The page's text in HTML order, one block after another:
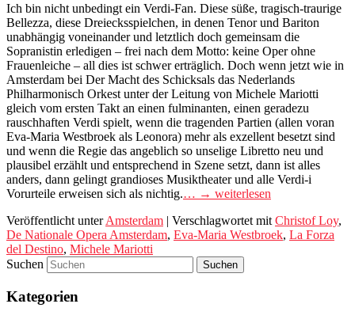
Ich bin nicht unbedingt ein Verdi-Fan. Diese süße, tragisch-traurige
Bellezza, diese Dreiecksspielchen, in denen Tenor und Bariton
unabhängig voneinander und letztlich doch gemeinsam die
Sopranistin erledigen – frei nach dem Motto: keine Oper ohne
Frauenleiche – all dies ist schwer erträglich. Doch wenn jetzt wie in
Amsterdam bei Der Macht des Schicksals das Nederlands
Philharmonisch Orkest unter der Leitung von Michele Mariotti
gleich vom ersten Takt an einen fulminanten, einen geradezu
rauschhaften Verdi spielt, wenn die tragenden Partien (allen voran
Eva-Maria Westbroek als Leonora) mehr als exzellent besetzt sind
und wenn die Regie das angeblich so unselige Libretto neu und
plausibel erzählt und entsprechend in Szene setzt, dann ist alles
anders, dann gelingt grandioses Musiktheater und alle Verdi-i
Vorurteile erweisen sich als nichtig.… → weiterlesen
Veröffentlicht unter Amsterdam | Verschlagwortet mit Christof Loy,
De Nationale Opera Amsterdam, Eva-Maria Westbroek, La Forza
del Destino, Michele Mariotti
Suchen
Kategorien